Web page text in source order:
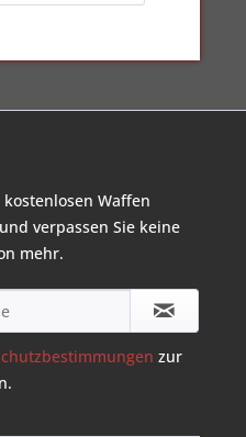
Waffen
verpassen Sie keine
mehr.
zur